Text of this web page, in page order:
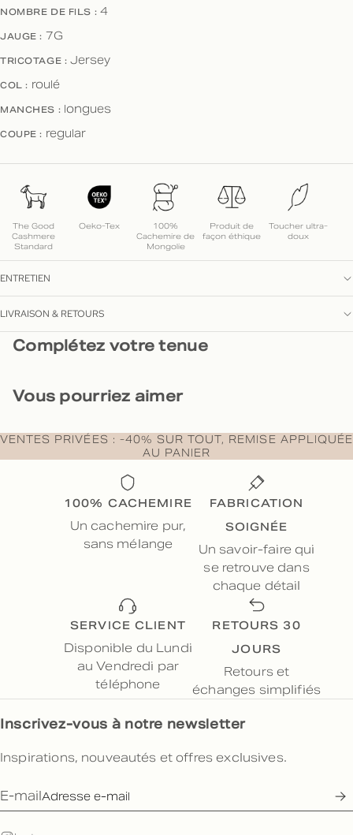
NOMBRE DE FILS : 4
JAUGE : 7G
TRICOTAGE : Jersey
COL : roulé
MANCHES : longues
COUPE : regular
The Good
Cashmere
Standard
Oeko-Tex
100%
Cachemire de
Mongolie
Produit de
façon éthique
Toucher ultra-
doux
ENTRETIEN
LIVRAISON & RETOURS
Complétez votre tenue
Vous pourriez aimer
VENTES PRIVÉES : -40% SUR TOUT, REMISE APPLIQUÉE
AU PANIER
100% CACHEMIRE
Un cachemire pur,
sans mélange
FABRICATION
SOIGNÉE
Un savoir-faire qui
se retrouve dans
chaque détail
SERVICE CLIENT
Disponible du Lundi
au Vendredi par
téléphone
RETOURS 30
JOURS
Retours et
échanges simplifiés
Inscrivez-vous à notre newsletter
Inspirations, nouveautés et offres exclusives.
E-mail